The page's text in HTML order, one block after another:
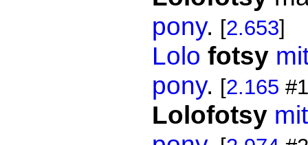
pony. [2.653]
Lolo fotsy
pony. [2.165
Lolofotsy